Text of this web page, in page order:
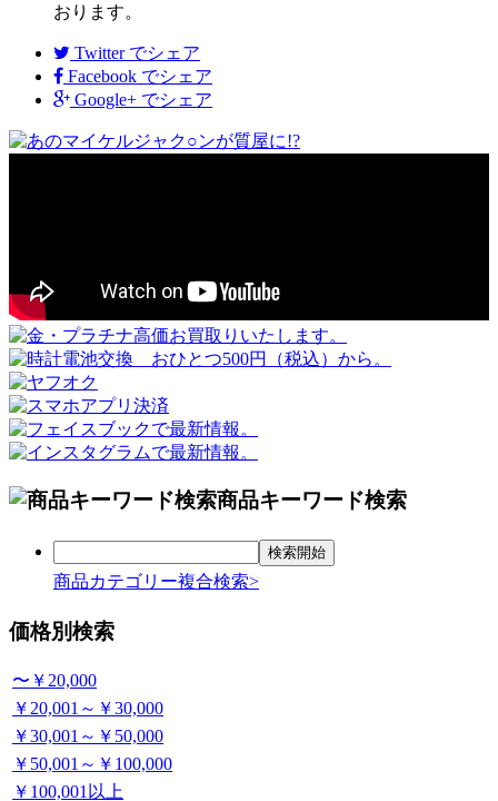
おります。
Twitter でシェア
Facebook でシェア
Google+ でシェア
商品キーワード検索
商品カテゴリー複合検索>
価格別検索
〜￥20,000
￥20,001～￥30,000
￥30,001～￥50,000
￥50,001～￥100,000
￥100,001以上